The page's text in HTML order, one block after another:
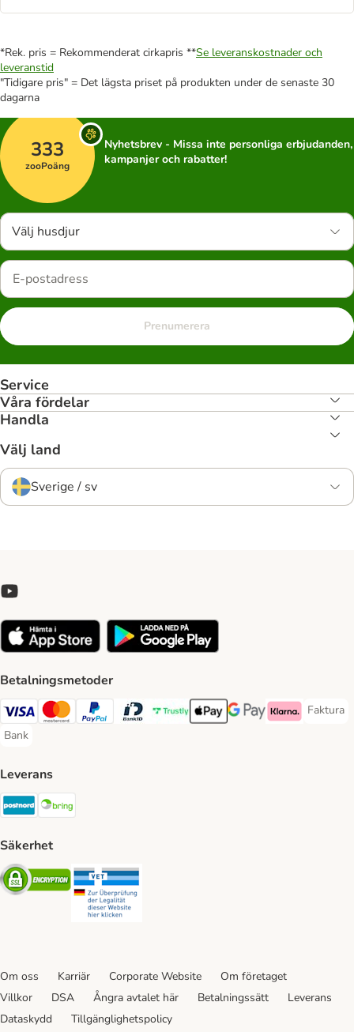
*Rek. pris = Rekommenderat cirkapris **Se leveranskostnader och
leveranstid
"Tidigare pris" = Det lägsta priset på produkten under de senaste 30
dagarna
333
zooPoäng
Nyhetsbrev - Missa inte personliga erbjudanden,
kampanjer och rabatter!
Välj husdjur
Prenumerera
Service
Våra fördelar
Handla
Välj land
Sverige / sv
Betalningsmetoder
Visa Payment Method
Mastercard Payment Method
PayPal Payment Method
BankID Payment Method
Trustly Payment Method
Apple Pay Payment Method
Googple Pay Payment
Klarna Payment
Faktura
Faktura
Bank
Bank Payment Method
Leverans
Postnord Shipping Method
Säkerhet
Security
Om oss Karriär Corporate Website
Om företaget
Villkor
DSA Ångra avtalet här Betalningssätt
Leverans
Dataskydd
Tillgänglighetspolicy